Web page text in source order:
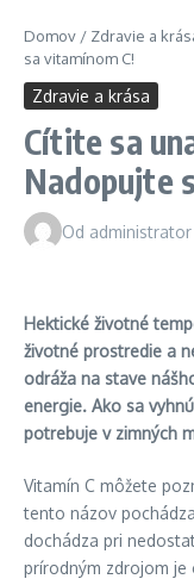
Domov / Zdravie a
sa vitamínom C!
Zdravie a krása
Cítite sa
Nadopujte
Od administrator
Hektické životné
životné prostredie a
odráža na stave
energie. Ako sa
potrebuje v zimných
Vitamín C môžete
tento názov
dochádza pri
prírodným zdrojom je